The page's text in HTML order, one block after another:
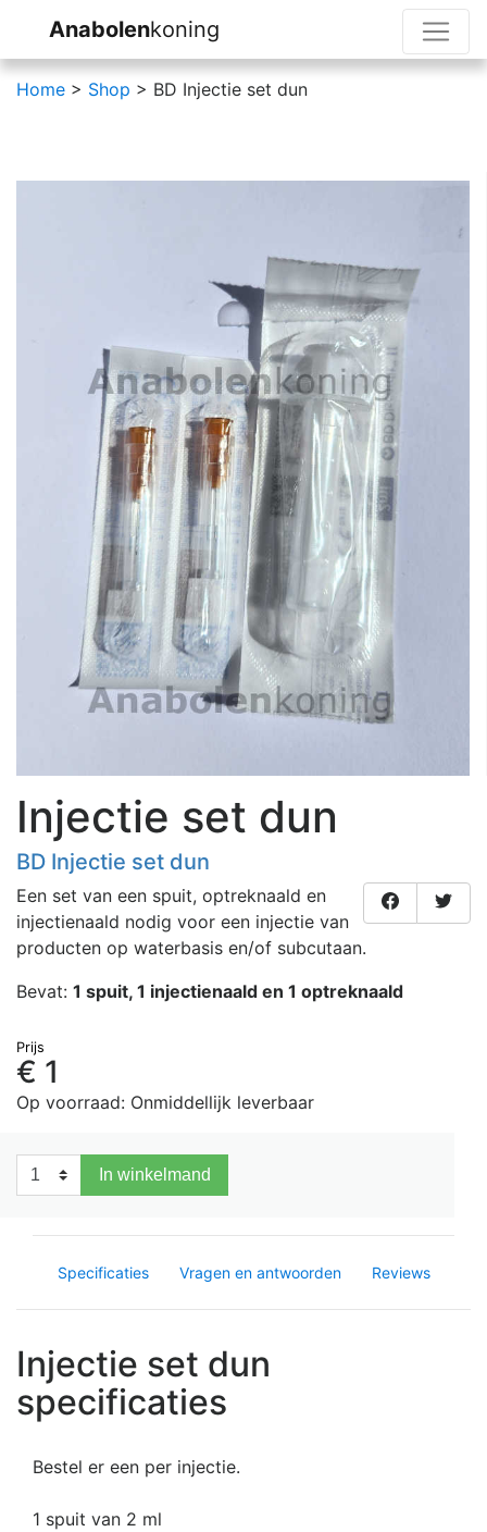
Anabolenkoning
Home > Shop > BD Injectie set dun
Injectie set dun
BD Injectie set dun
Een set van een spuit, optreknaald en
injectienaald nodig voor een injectie van
producten op waterbasis en/of subcutaan.
Bevat: 1 spuit, 1 injectienaald en 1 optreknaald
Prijs
€ 1
Op voorraad: Onmiddellijk leverbaar
In winkelmand
Specificaties Vragen en antwoorden Reviews
Injectie set dun
specificaties
Bestel er een per injectie.
1 spuit van 2 ml